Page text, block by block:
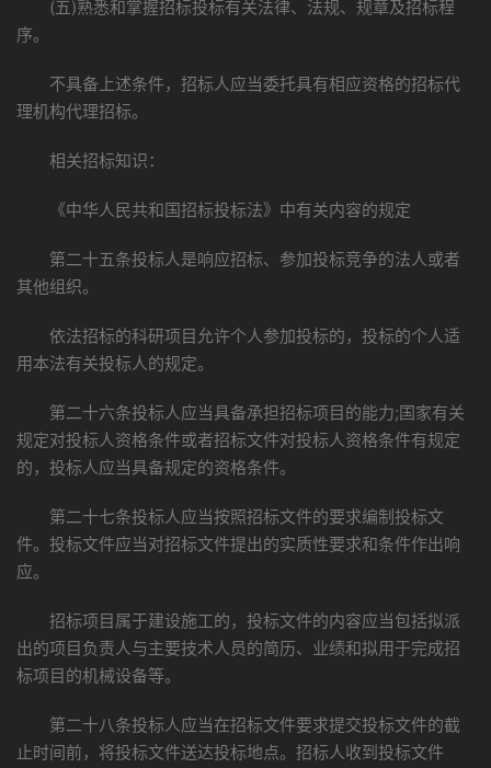
(五)熟悉和掌握招标投标有关法律、法规、规章及招标程
序。
不具备上述条件，招标人应当委托具有相应资格的招标代
理机构代理招标。
相关招标知识：
《中华人民共和国招标投标法》中有关内容的规定
第二十五条投标人是响应招标、参加投标竞争的法人或者
其他组织。
依法招标的科研项目允许个人参加投标的，投标的个人适
用本法有关投标人的规定。
第二十六条投标人应当具备承担招标项目的能力;国家有关
规定对投标人资格条件或者招标文件对投标人资格条件有规定
的，投标人应当具备规定的资格条件。
第二十七条投标人应当按照招标文件的要求编制投标文
件。投标文件应当对招标文件提出的实质性要求和条件作出响
应。
招标项目属于建设施工的，投标文件的内容应当包括拟派
出的项目负责人与主要技术人员的简历、业绩和拟用于完成招
标项目的机械设备等。
第二十八条投标人应当在招标文件要求提交投标文件的截
止时间前，将投标文件送达投标地点。招标人收到投标文件